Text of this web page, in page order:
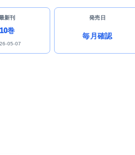
新刊
10巻
05-07
発売日
毎月確認